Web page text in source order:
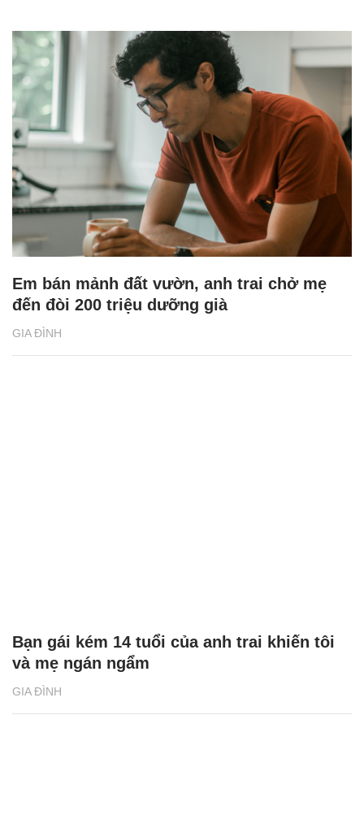
GIA ĐÌNH
Em bán mảnh đất vườn, anh trai chở mẹ
đến đòi 200 triệu dưỡng già
GIA ĐÌNH
Bạn gái kém 14 tuổi của anh trai khiến tôi
và mẹ ngán ngẩm